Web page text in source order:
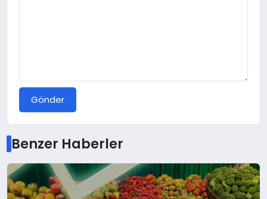
Gönder
Benzer Haberler